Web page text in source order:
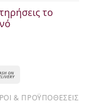
το
Delivery
& ΠΡΟΫΠΟΘΈΣΕΙΣ